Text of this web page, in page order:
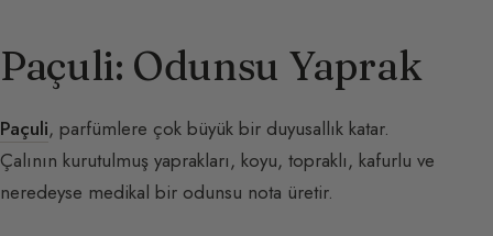
Paçuli: Odunsu Yaprak
Paçuli, parfümlere çok büyük bir duyusallık katar.
Çalının kurutulmuş yaprakları, koyu, topraklı, kafurlu ve
neredeyse medikal bir odunsu nota üretir.